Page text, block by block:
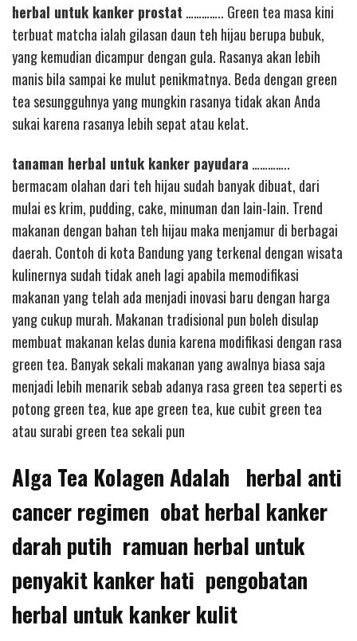
herbal untuk kanker prostat ………….. Green tea masa kini
terbuat matcha ialah gilasan daun teh hijau berupa bubuk,
yang kemudian dicampur dengan gula. Rasanya akan lebih
manis bila sampai ke mulut penikmatnya. Beda dengan green
tea sesungguhnya yang mungkin rasanya tidak akan Anda
sukai karena rasanya lebih sepat atau kelat.
tanaman herbal untuk kanker payudara …………..
bermacam olahan dari teh hijau sudah banyak dibuat, dari
mulai es krim, pudding, cake, minuman dan lain-lain. Trend
makanan dengan bahan teh hijau maka menjamur di berbagai
daerah. Contoh di kota Bandung yang terkenal dengan wisata
kulinernya sudah tidak aneh lagi apabila memodifikasi
makanan yang telah ada menjadi inovasi baru dengan harga
yang cukup murah. Makanan tradisional pun boleh disulap
membuat makanan kelas dunia karena modifikasi dengan rasa
green tea. Banyak sekali makanan yang awalnya biasa saja
menjadi lebih menarik sebab adanya rasa green tea seperti es
potong green tea, kue ape green tea, kue cubit green tea
atau surabi green tea sekali pun
Alga Tea Kolagen Adalah herbal anti
cancer regimen obat herbal kanker
darah putih ramuan herbal untuk
penyakit kanker hati pengobatan
herbal untuk kanker kulit